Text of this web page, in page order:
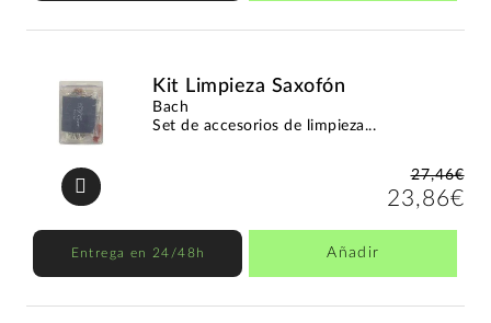
Kit Limpieza Saxofón
Bach
Set de accesorios de limpieza...
27,46€
23,86€
Entrega en 24/48h Añadir